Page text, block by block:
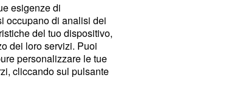
esigenze di
occupano di analisi dei
del tuo dispositivo,
dei loro servizi. Puoi
personalizzare le tue
cliccando sul pulsante